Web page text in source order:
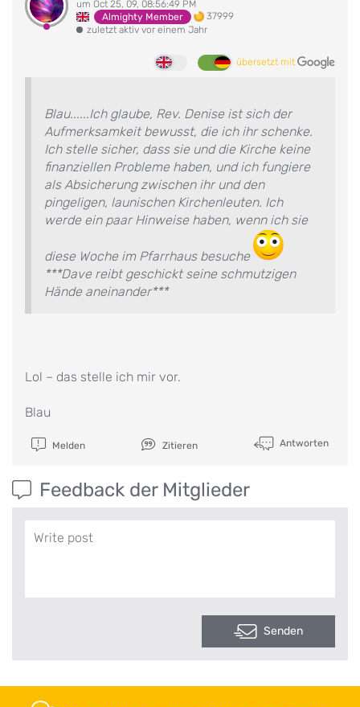
um Oct 25, 09, 08:56:49 PM
Almighty Member
37999
zuletzt aktiv vor einem Jahr
übersetzt mit
Blau......Ich glaube, Rev. Denise ist sich der
Aufmerksamkeit bewusst, die ich ihr schenke.
Ich stelle sicher, dass sie und die Kirche keine
finanziellen Probleme haben, und ich fungiere
als Absicherung zwischen ihr und den
pingeligen, launischen Kirchenleuten. Ich
werde ein paar Hinweise haben, wenn ich sie
diese Woche im Pfarrhaus besuche
***Dave reibt geschickt seine schmutzigen
Hände aneinander***
Lol – das stelle ich mir vor.
Blau
Melden Zitieren Antworten
Feedback der Mitglieder
Senden